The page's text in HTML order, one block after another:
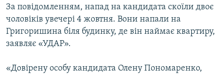
КТАТ
ДОЛУЧАЙСЯ!
За повідомленням, напад на кандидата скоїли двоє
чоловіків увечері 4 жовтня. Вони напали на
Григоришина біля будинку, де він наймає квартиру,
заявляє «УДАР».
«Довірену особу кандидата Олену Пономаренко,